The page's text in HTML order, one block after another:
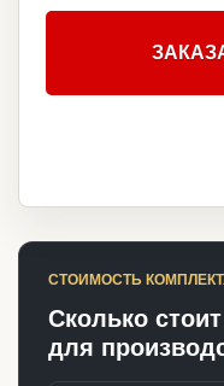
СТОИМОСТЬ
Сколько
для